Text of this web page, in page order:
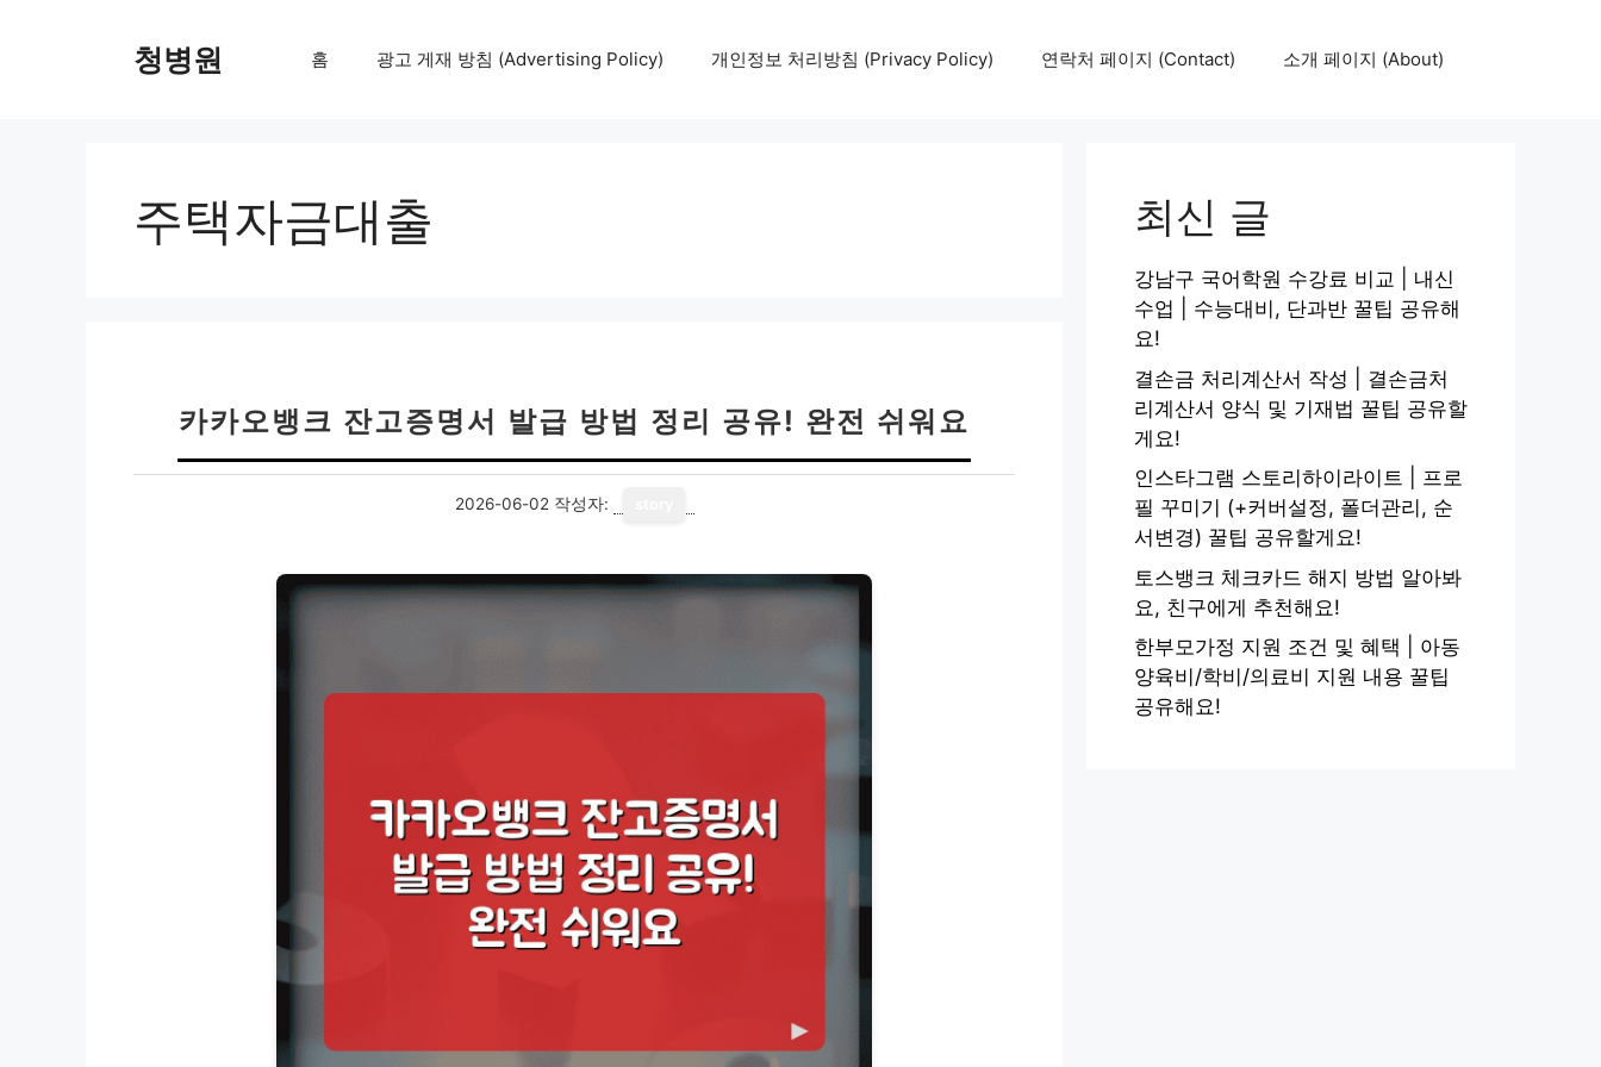
청병원 홈 광고 게재 방침 (Advertising Policy) 개인정보 처리방침 (Privacy Policy) 연락처 페이지 (Contact) 소개 페이지 (About)
주택자금대출
카카오뱅크 잔고증명서 발급 방법 정리 공유! 완전 쉬워요
2026-06-02 작성자:
최신 글
강남구 국어학원 수강료 비교 | 내신
수업 | 수능대비, 단과반 꿀팁 공유해
요!
결손금 처리계산서 작성 | 결손금처
리계산서 양식 및 기재법 꿀팁 공유할
게요!
인스타그램 스토리하이라이트 | 프로
필 꾸미기 (+커버설정, 폴더관리, 순
서변경) 꿀팁 공유할게요!
토스뱅크 체크카드 해지 방법 알아봐
요, 친구에게 추천해요!
한부모가정 지원 조건 및 혜택 | 아동
양육비/학비/의료비 지원 내용 꿀팁
공유해요!